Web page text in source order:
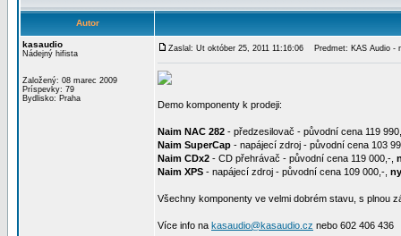
Autor
kasaudio
Nádejný hifista
Založený: 08 marec 2009
Príspevky: 79
Bydlisko: Praha
Zaslal: Ut október 25, 2011 11:16:06 Predmet: KAS Audio -
Demo komponenty k prodeji:
Naim NAC 282 - předzesilovač - původní cena 119
Naim SuperCap - napájecí zdroj - původní cena 103
Naim CDx2 - CD přehrávač - původní cena 119 000,-,
Naim XPS - napájecí zdroj - původní cena 109 000,-,
Všechny komponenty ve velmi dobrém stavu, s plnou
Více info na kasaudio@kasaudio.cz nebo 602 406 436